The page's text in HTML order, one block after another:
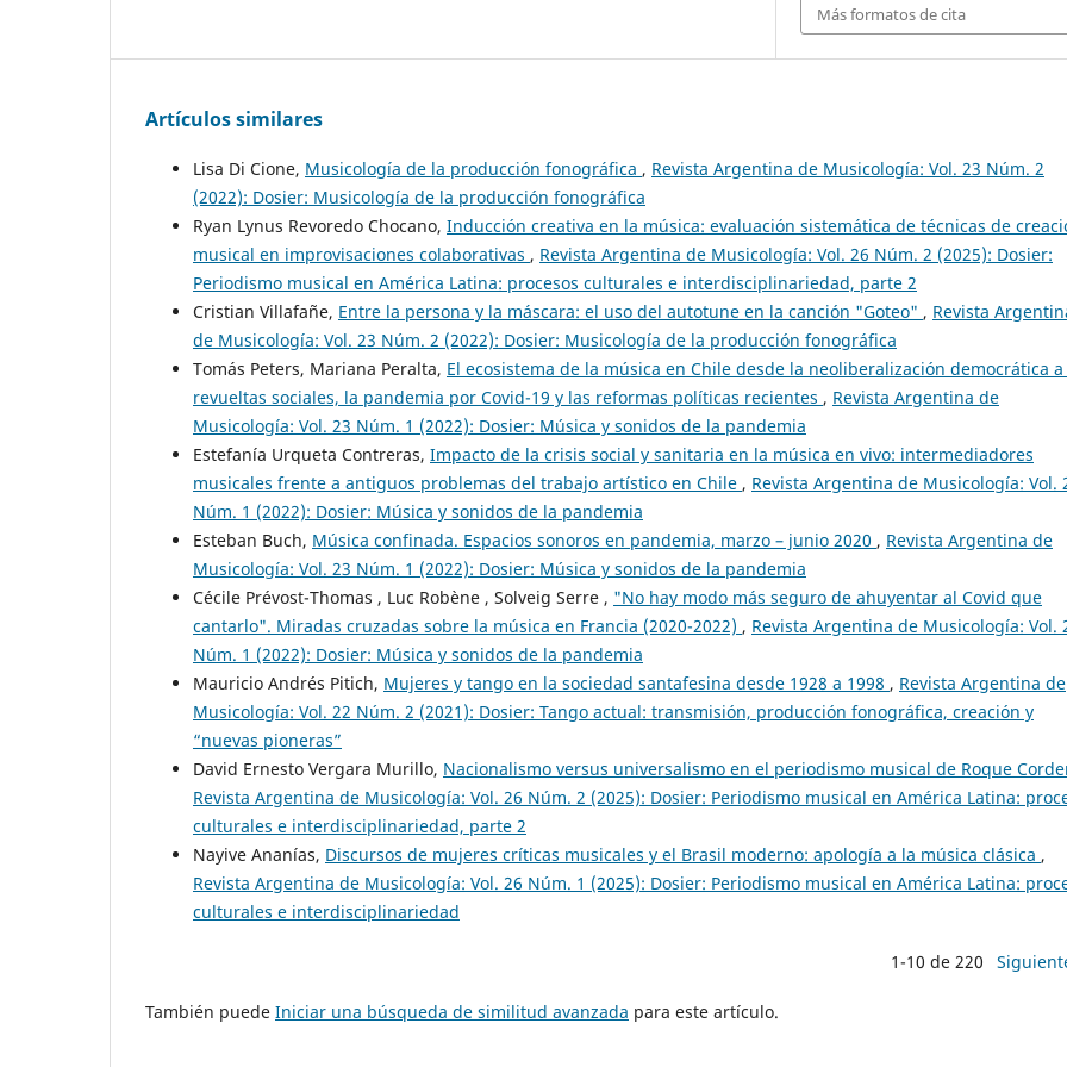
Más formatos de cita
Artículos similares
Lisa Di Cione, Musicología de la producción fonográfica , Revista Argentina de Musicología: Vol. 23 Núm. 2
(2022): Dosier: Musicología de la producción fonográfica
Ryan Lynus Revoredo Chocano, Inducción creativa en la música: evaluación sistemática de técnicas de
musical en improvisaciones colaborativas , Revista Argentina de Musicología: Vol. 26 Núm. 2 (2025): Dosier:
Periodismo musical en América Latina: procesos culturales e interdisciplinariedad, parte 2
Cristian Villafañe, Entre la persona y la máscara: el uso del autotune en la canción "Goteo" , Revista
de Musicología: Vol. 23 Núm. 2 (2022): Dosier: Musicología de la producción fonográfica
Tomás Peters, Mariana Peralta, El ecosistema de la música en Chile desde la neoliberalización democrática a
revueltas sociales, la pandemia por Covid-19 y las reformas políticas recientes , Revista Argentina de
Musicología: Vol. 23 Núm. 1 (2022): Dosier: Música y sonidos de la pandemia
Estefanía Urqueta Contreras, Impacto de la crisis social y sanitaria en la música en vivo: intermediadores
musicales frente a antiguos problemas del trabajo artístico en Chile , Revista Argentina de Musicología: Vol.
Núm. 1 (2022): Dosier: Música y sonidos de la pandemia
Esteban Buch, Música confinada. Espacios sonoros en pandemia, marzo – junio 2020 , Revista Argentina de
Musicología: Vol. 23 Núm. 1 (2022): Dosier: Música y sonidos de la pandemia
Cécile Prévost-Thomas , Luc Robène , Solveig Serre , "No hay modo más seguro de ahuyentar al Covid que
cantarlo". Miradas cruzadas sobre la música en Francia (2020-2022) , Revista Argentina de Musicología: Vol.
Núm. 1 (2022): Dosier: Música y sonidos de la pandemia
Mauricio Andrés Pitich, Mujeres y tango en la sociedad santafesina desde 1928 a 1998 , Revista Argentina de
Musicología: Vol. 22 Núm. 2 (2021): Dosier: Tango actual: transmisión, producción fonográfica, creación y
“nuevas pioneras”
David Ernesto Vergara Murillo, Nacionalismo versus universalismo en el periodismo musical de Roque
Revista Argentina de Musicología: Vol. 26 Núm. 2 (2025): Dosier: Periodismo musical en América Latina:
culturales e interdisciplinariedad, parte 2
Nayive Ananías, Discursos de mujeres críticas musicales y el Brasil moderno: apología a la música clásica ,
Revista Argentina de Musicología: Vol. 26 Núm. 1 (2025): Dosier: Periodismo musical en América Latina:
culturales e interdisciplinariedad
1-10 de 220
También puede Iniciar una búsqueda de similitud avanzada para este artículo.